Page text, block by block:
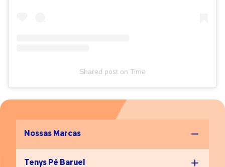
Shared poston Time
Nossas Marcas
Tenys Pé Baruel